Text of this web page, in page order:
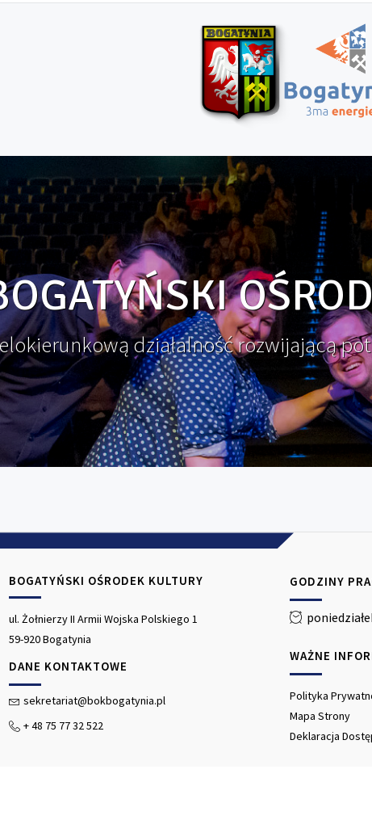
działalność rozwijającą
BOGATYŃSKI OŚRODEK KULTURY
ul. Żołnierzy II Armii Wojska Polskiego 1
59-920 Bogatynia
DANE KONTAKTOWE
sekretariat@bokbogatynia.pl
+ 48 75 77 32 522
GODZINY
WAŻNE
Polityka
Mapa Strony
Deklaracja